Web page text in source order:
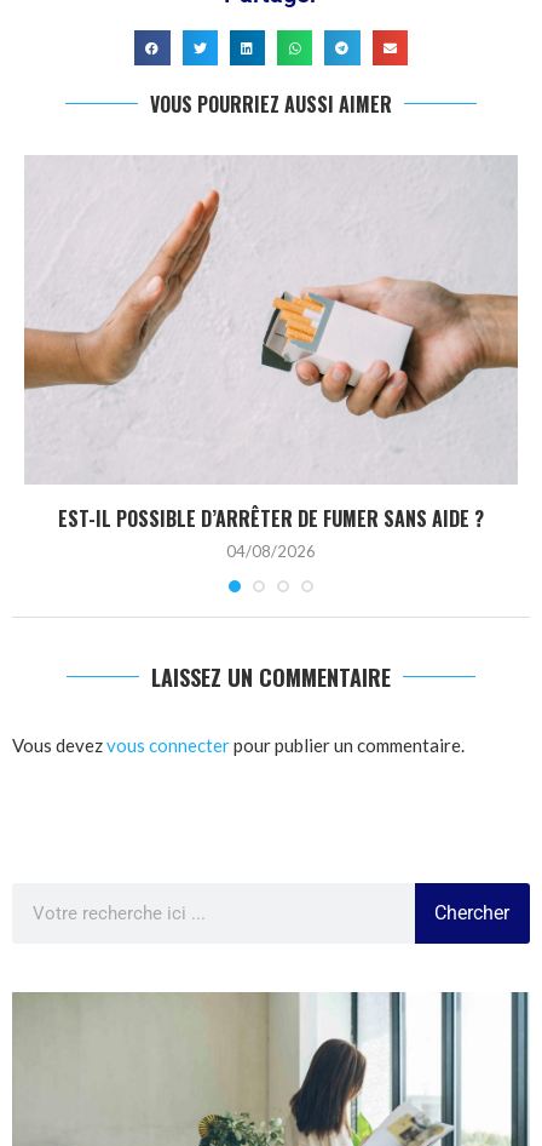
VOUS POURRIEZ AUSSI AIMER
EST-IL POSSIBLE D’ARRÊTER DE FUMER SANS AIDE ?
04/08/2026
LAISSEZ UN COMMENTAIRE
Vous devezvous connecterpour publier un commentaire.
Chercher